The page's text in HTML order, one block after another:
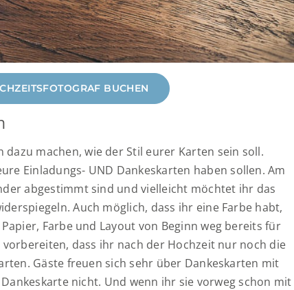
BUCHEN
machen, wie der Stil eurer Karten sein soll.
Einladungs- UND Dankeskarten haben sollen. Am
abgestimmt sind und vielleicht möchtet ihr das
Auch möglich, dass ihr eine Farbe habt,
Farbe und Layout von Beginn weg bereits für
dass ihr nach der Hochzeit nur noch die
Gäste freuen sich sehr über Dankeskarten mit
nicht. Und wenn ihr sie vorweg schon mit